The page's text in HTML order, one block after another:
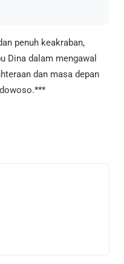
penuh keakraban,
Dina dalam mengawal
dan masa depan